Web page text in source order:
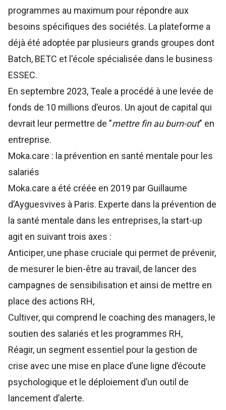
programmes au maximum pour répondre aux
besoins spécifiques des sociétés. La plateforme a
déjà été adoptée par plusieurs grands groupes dont
Batch, BETC et l'école spécialisée dans le business
ESSEC.
En septembre 2023, Teale a procédé à une levée de
fonds de 10 millions d’euros. Un ajout de capital qui
devrait leur permettre de "mettre fin au burn-out" en
entreprise.
Moka.care : la prévention en santé mentale pour les
salariés
Moka.care a été créée en 2019 par Guillaume
d’Ayguesvives à Paris. Experte dans la prévention de
la santé mentale dans les entreprises, la start-up
agit en suivant trois axes :
Anticiper, une phase cruciale qui permet de prévenir,
de mesurer le bien-être au travail, de lancer des
campagnes de sensibilisation et ainsi de mettre en
place des actions RH,
Cultiver, qui comprend le coaching des managers, le
soutien des salariés et les programmes RH,
Réagir, un segment essentiel pour la gestion de
crise avec une mise en place d’une ligne d’écoute
psychologique et le déploiement d’un outil de
lancement d’alerte.